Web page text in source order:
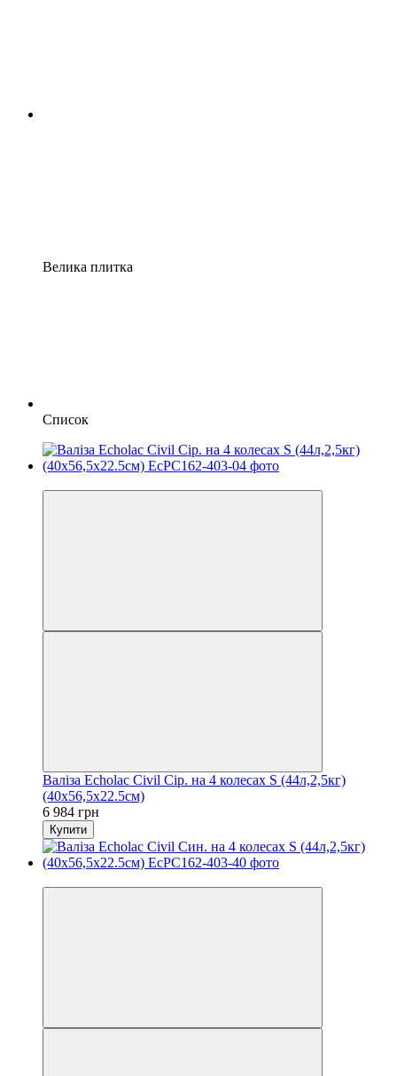
Велика плитка
Список
Валіза Echolac Civil Сір. на 4 колесах S (44л,2,5кг)
(40x56,5x22.5см)
6 984 грн
Купити